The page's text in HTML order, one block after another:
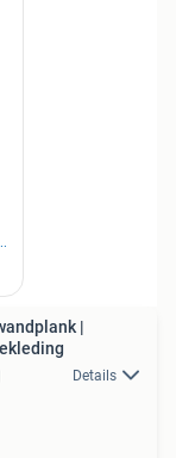
|
Details